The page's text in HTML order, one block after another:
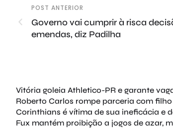
POST ANTERIOR
Governo vai cumprir à risca
emendas, diz Padilha
Vitória goleia Athletico-PR e garante
Roberto Carlos rompe parceria com filho
Corinthians é vítima de sua ineficácia e
Fux mantém proibição a jogos de azar,